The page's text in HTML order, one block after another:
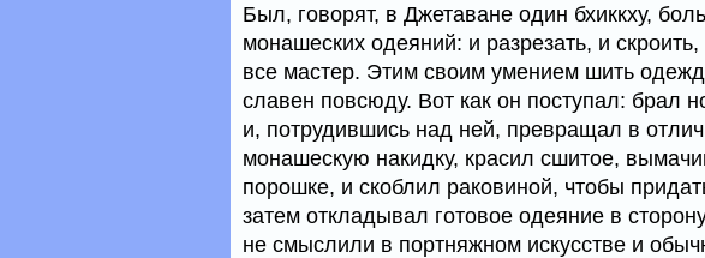
Был, говорят, в Джетаване один бхиккху,
монашеских одеяний: и разрезать, и
все мастер. Этим своим умением шить
славен повсюду. Вот как он поступал:
и, потрудившись над ней, превращал в
монашескую накидку, красил сшитое,
порошке, и скоблил раковиной, чтобы
затем откладывал готовое одеяние в
не смыслили в портняжном искусстве и